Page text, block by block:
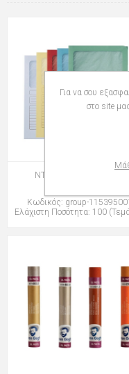
ΝΤΟΣΙΕ LEITZ 3950 ΜΕ
Κωδικός: group-115395001
Ελάχιστη Ποσότητα: 100
Για να σου
στο site